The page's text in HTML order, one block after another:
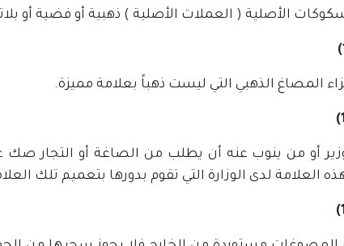
المصاغ الذهبي التي ليست ذهباً بعلامة مميزة.
أو من ينوب عنه أن يطلب من الصاغة أو التجار
العلامة لدى الوزارة التي تقوم بدورها بتعميم تلك